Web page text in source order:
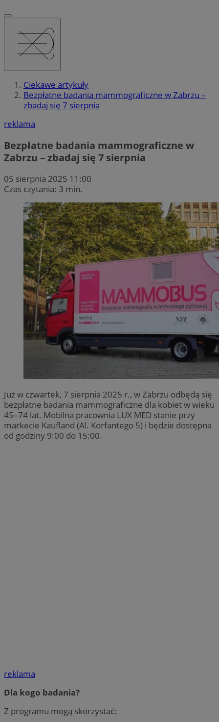
Ciekawe artykuły
Bezpłatne badania mammograficzne w Zabrzu –
zbadaj się 7 sierpnia
reklama
Bezpłatne badania mammograficzne w
Zabrzu – zbadaj się 7 sierpnia
05 sierpnia 2025 11:00
Czas czytania: 3 min.
Już w czwartek, 7 sierpnia 2025 r., w Zabrzu odbędą się
bezpłatne badania mammograficzne dla kobiet w wieku
45–74 lat. Mobilna pracownia LUX MED stanie przy
markecie Kaufland (Al. Korfantego 5) i będzie dostępna
od godziny 9:00 do 15:00.
reklama
Dla kogo badania?
Z programu mogą skorzystać: